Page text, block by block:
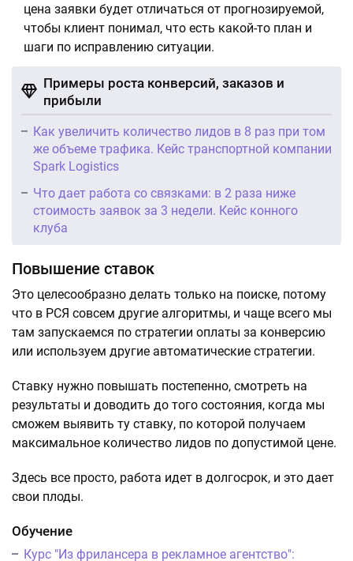
цена заявки будет отличаться от прогнозируемой,
чтобы клиент понимал, что есть какой-то план и
шаги по исправлению ситуации.
Примеры роста конверсий, заказов и
прибыли
Как увеличить количество лидов в 8 раз при том
же объеме трафика. Кейс транспортной компании
Spark Logistics
Что дает работа со связками: в 2 раза ниже
стоимость заявок за 3 недели. Кейс конного
клуба
Повышение ставок
Это целесообразно делать только на поиске, потому
что в РСЯ совсем другие алгоритмы, и чаще всего мы
там запускаемся по стратегии оплаты за конверсию
или используем другие автоматические стратегии.
Ставку нужно повышать постепенно, смотреть на
результаты и доводить до того состояния, когда мы
сможем выявить ту ставку, по которой получаем
максимальное количество лидов по допустимой цене.
Здесь все просто, работа идет в долгосрок, и это дает
свои плоды.
Обучение
Курс "Из фрилансера в рекламное агентство":